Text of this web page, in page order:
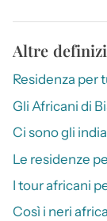
Altre
Residenza per
Gli Africani di
Ci sono gli
Le residenze
I tour africani
Così i neri